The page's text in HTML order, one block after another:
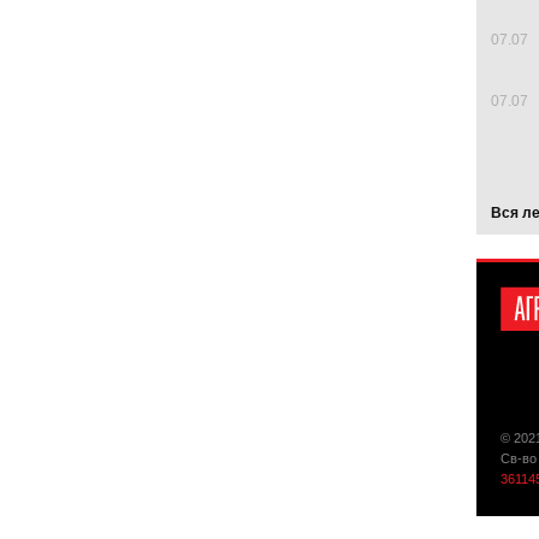
07.07
07.07
Вся
©
Св-во